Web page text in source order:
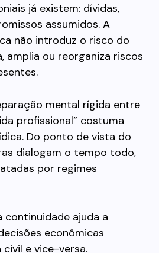
já existem: dívidas,
assumidos. A
não introduz o risco do
amplia ou reorganiza riscos
mental rígida entre
profissional” costuma
Do ponto de vista do
dialogam o tempo todo,
por regimes
continuidade ajuda a
econômicas
e vice-versa.